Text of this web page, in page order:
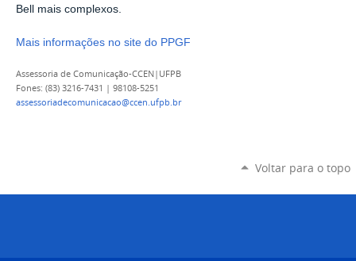
Bell mais complexos.
Mais informações no site do PPGF
Assessoria de Comunicação-CCEN|UFPB
Fones: (83) 3216-7431 | 98108-5251
assessoriadecomunicacao@ccen.ufpb.br
Voltar para o topo